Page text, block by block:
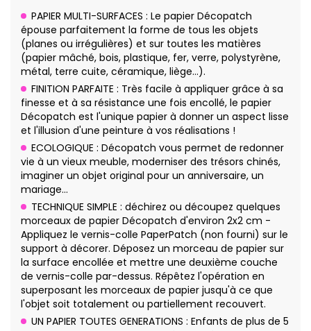
PAPIER MULTI-SURFACES : Le papier Décopatch
épouse parfaitement la forme de tous les objets
(planes ou irrégulières) et sur toutes les matières
(papier mâché, bois, plastique, fer, verre, polystyrène,
métal, terre cuite, céramique, liège…).
FINITION PARFAITE : Très facile à appliquer grâce à sa
finesse et à sa résistance une fois encollé, le papier
Décopatch est l'unique papier à donner un aspect lisse
et l'illusion d'une peinture à vos réalisations !
ECOLOGIQUE : Décopatch vous permet de redonner
vie à un vieux meuble, moderniser des trésors chinés,
imaginer un objet original pour un anniversaire, un
mariage…
TECHNIQUE SIMPLE : déchirez ou découpez quelques
morceaux de papier Décopatch d'environ 2x2 cm -
Appliquez le vernis-colle PaperPatch (non fourni) sur le
support à décorer. Déposez un morceau de papier sur
la surface encollée et mettre une deuxième couche
de vernis-colle par-dessus. Répêtez l'opération en
superposant les morceaux de papier jusqu'à ce que
l'objet soit totalement ou partiellement recouvert.
UN PAPIER TOUTES GENERATIONS : Enfants de plus de 5